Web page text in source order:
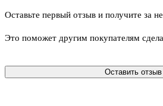
Оставьте первый отзыв и получите за
Это поможет другим покупателям
Оставить отзыв